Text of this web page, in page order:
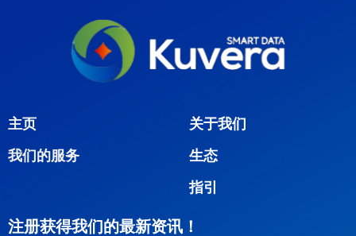
注册获得我们的最新资讯！
主页
我们的服务
关于我们
生态
指引